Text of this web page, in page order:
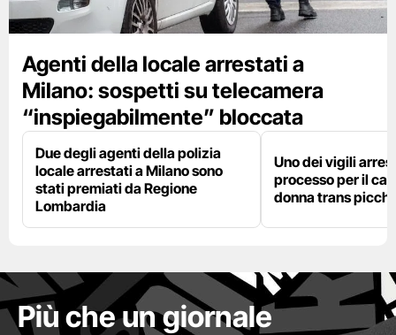
Agenti della locale arrestati a
Milano: sospetti su telecamera
“inspiegabilmente” bloccata
Due degli agenti della polizia
locale arrestati a Milano sono
stati premiati da Regione
Lombardia
Uno dei vigili
processo per il
donna trans
Più che un giornale